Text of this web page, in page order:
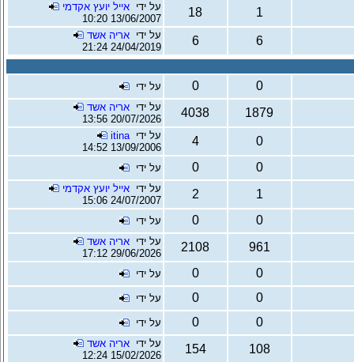
על ידי אייל יועץ אקדמי
13/06/2007 10:20
18 1
על ידי אריה אשד
24/04/2019 21:24
6 6
על ידי 0 0
על ידי אריה אשד
20/07/2026 13:56
4038 1879
על ידיitina
13/09/2006 14:52
4 0
על ידי 0 0
על ידי אייל יועץ אקדמי
24/07/2007 15:06
2 1
על ידי 0 0
על ידי אריה אשד
29/06/2026 17:12
2108 961
על ידי 0 0
על ידי 0 0
על ידי 0 0
על ידי אריה אשד
15/02/2026 12:24
154 108